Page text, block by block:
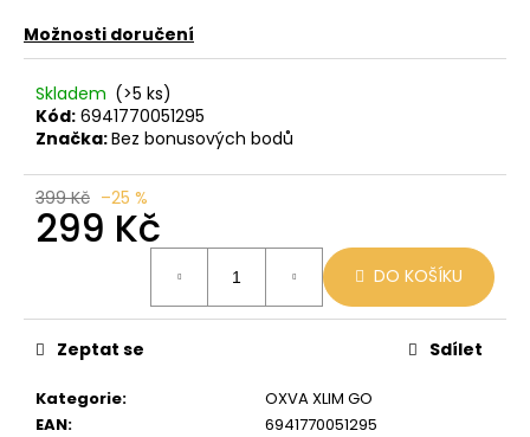
Možnosti doručení
Skladem (>5 ks)
Kód: 6941770051295
Značka:Bez bonusových bodů
399 Kč –25 %
299 Kč
DO KOŠÍKU
Kategorie:
OXVA XLIM GO
EAN:
6941770051295
Zeptat se Sdílet
o
p
o
u
č
u
CAPPUCINO-